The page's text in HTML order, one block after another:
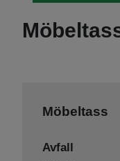
Möbeltass
Avfall